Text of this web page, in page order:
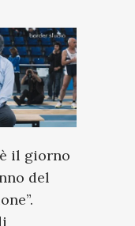
è il giorno
del